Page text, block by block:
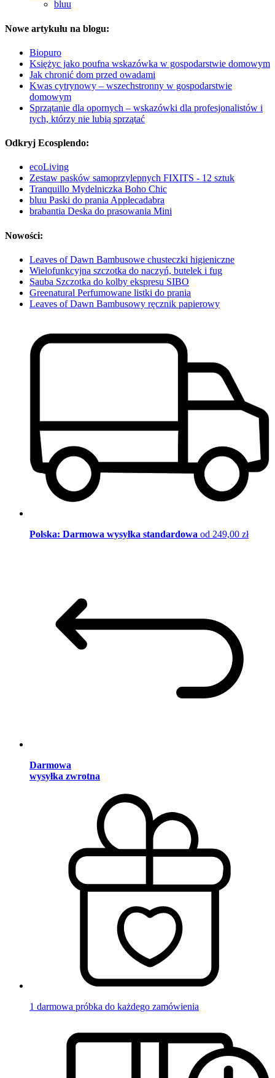
bluu
Nowe artykułu na blogu:
Biopuro
Księżyc jako poufna wskazówka w gospodarstwie domowym
Jak chronić dom przed owadami
Kwas cytrynowy – wszechstronny w gospodarstwie
domowym
Sprzątanie dla opornych – wskazówki dla profesjonalistów i
tych, którzy nie lubią sprzątać
Odkryj Ecosplendo:
ecoLiving
Zestaw pasków samoprzylepnych FIXITS - 12 sztuk
Tranquillo Mydelniczka Boho Chic
bluu Paski do prania Applecadabra
brabantia Deska do prasowania Mini
Nowości:
Leaves of Dawn Bambusowe chusteczki higieniczne
Wielofunkcyjna szczotka do naczyń, butelek i fug
Sauba Szczotka do kolby ekspresu SIBO
Greenatural Perfumowane listki do prania
Leaves of Dawn Bambusowy ręcznik papierowy
Polska: Darmowa wysyłka standardowa od 249,00 zł
Darmowa
wysyłka zwrotna
1 darmowa próbka do każdego zamówienia